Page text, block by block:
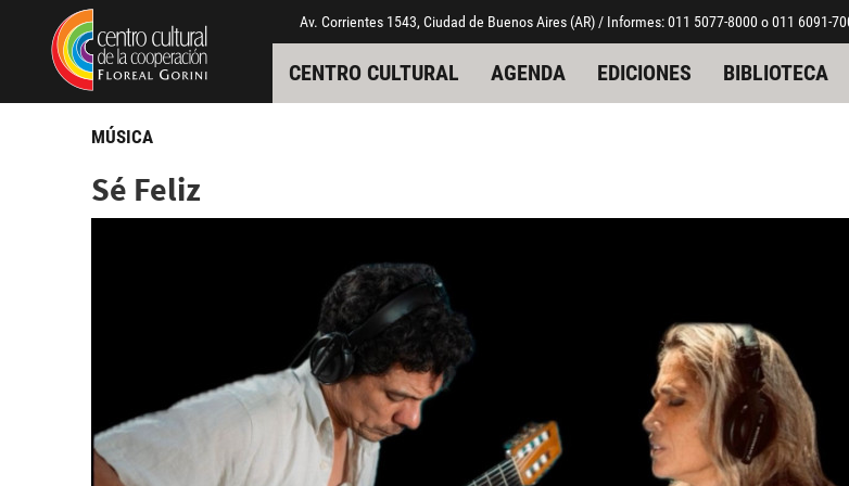
Pasar al contenido principal
Jump to main content Av. Corrientes 1543, Ciudad de Buenos Aires (AR) / Informes: 011 5077-8000 o 011
CENTRO CULTURAL AGENDA EDICIONES BIBLIOTECA
MÚSICA
Sé Feliz